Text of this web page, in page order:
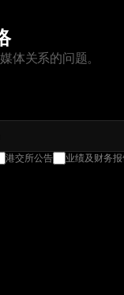
体关系的问题。
港交所公告 业绩及财务